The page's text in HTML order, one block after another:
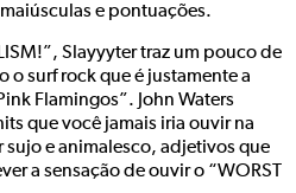
e pontuações.
Slayyyter traz um pouco de
o surf rock que é justamente a
Flamingos”. John Waters
que você jamais iria ouvir na
sujo e animalesco, adjetivos que
a sensação de ouvir o “WORST